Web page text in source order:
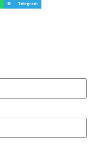
Telegram